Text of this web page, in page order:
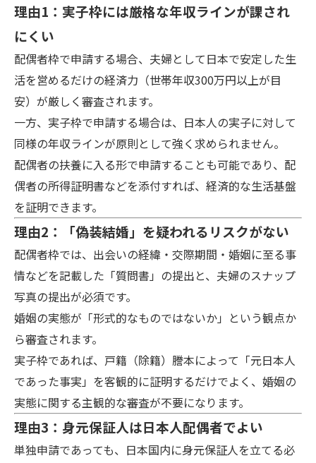
理由1：実子枠には厳格な年収ラインが課され
にくい
配偶者枠で申請する場合、夫婦として日本で安定した生
活を営めるだけの経済力（世帯年収300万円以上が目
安）が厳しく審査されます。
一方、実子枠で申請する場合は、日本人の実子に対して
同様の年収ラインが原則として強く求められません。
配偶者の扶養に入る形で申請することも可能であり、配
偶者の所得証明書などを添付すれば、経済的な生活基盤
を証明できます。
理由2：「偽装結婚」を疑われるリスクがない
配偶者枠では、出会いの経緯・交際期間・婚姻に至る事
情などを記載した「質問書」の提出と、夫婦のスナップ
写真の提出が必須です。
婚姻の実態が「形式的なものではないか」という観点か
ら審査されます。
実子枠であれば、戸籍（除籍）謄本によって「元日本人
であった事実」を客観的に証明するだけでよく、婚姻の
実態に関する主観的な審査が不要になります。
理由3：身元保証人は日本人配偶者でよい
単独申請であっても、日本国内に身元保証人を立てる必